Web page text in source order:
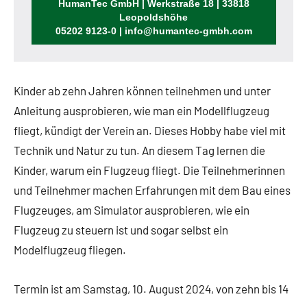
HumanTec GmbH | Werkstraße 18 | 33818
Leopoldshöhe
05202 9123-0 | info@humantec-gmbh.com
Kinder ab zehn Jahren können teilnehmen und unter
Anleitung ausprobieren, wie man ein Modellflugzeug
fliegt, kündigt der Verein an. Dieses Hobby habe viel mit
Technik und Natur zu tun. An diesem Tag lernen die
Kinder, warum ein Flugzeug fliegt. Die Teilnehmerinnen
und Teilnehmer machen Erfahrungen mit dem Bau eines
Flugzeuges, am Simulator ausprobieren, wie ein
Flugzeug zu steuern ist und sogar selbst ein
Modelflugzeug fliegen.
Termin ist am Samstag, 10. August 2024, von zehn bis 14